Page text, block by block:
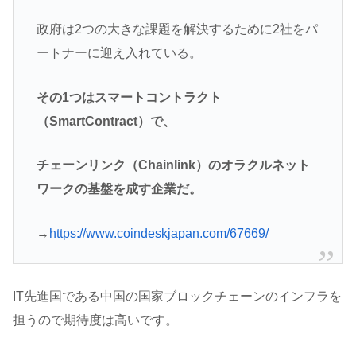
政府は2つの大きな課題を解決するために2社をパ
ートナーに迎え入れている。
その1つはスマートコントラクト
（SmartContract）で、
チェーンリンク（Chainlink）のオラクルネット
ワークの基盤を成す企業だ。
→ https://www.coindeskjapan.com/67669/
IT先進国である中国の国家ブロックチェーンのインフラを
担うので期待度は高いです。